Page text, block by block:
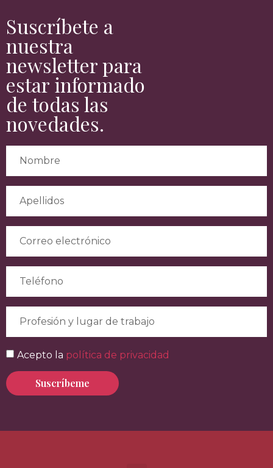
Suscríbete a
nuestra
newsletter para
estar informado
de todas las
novedades.
Acepto la política de privacidad
Suscríbeme